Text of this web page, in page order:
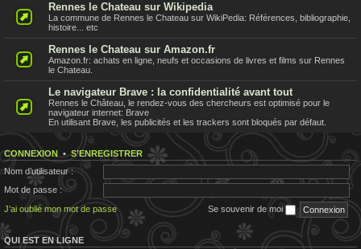
Rennes le Chateau sur Wikipedia
La commune de Rennes le Chateau sur WikiPedia: Références, bibliographie,
histoire... etc
Rennes le Chateau sur Amazon.fr
Amazon.fr: achats en ligne, neufs et occasions de livres et films sur Rennes
le Chateau.
Le navigateur Brave : la confidentialité avant tout
Rennes le Château, le rendez-vous des chercheurs est optimisé pour le
navigateur internet: Brave
En utilisant Brave, les publicités et les trackers sont bloqués par défaut.
CONNEXION •S’ENREGISTRER
Nom d’utilisateur :
Mot de passe :
J’ai oublié mon mot de passe
Se souvenir de moi
QUI EST EN LIGNE